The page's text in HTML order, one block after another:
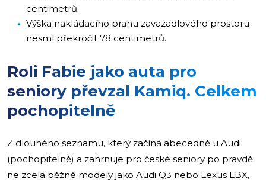
centimetrů.
Výška nakládacího prahu zavazadlového prostoru
nesmí překročit 78 centimetrů.
Roli Fabie jako auta pro
seniory převzal Kamiq. Celkem
pochopitelně
Z dlouhého seznamu, který začíná abecedně u Audi
(pochopitelně) a zahrnuje pro české seniory po pravdě
ne zcela běžné modely jako Audi Q3 nebo Lexus LBX,